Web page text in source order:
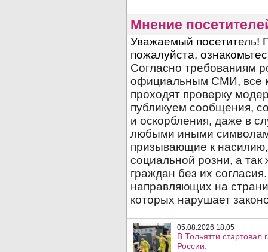
Мнение
05.08.2026 18:05
В Тольятти
России.